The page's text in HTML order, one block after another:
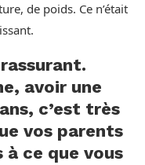
de poids. Ce n’était
avoir une
c’est très
vos parents
ce que vous